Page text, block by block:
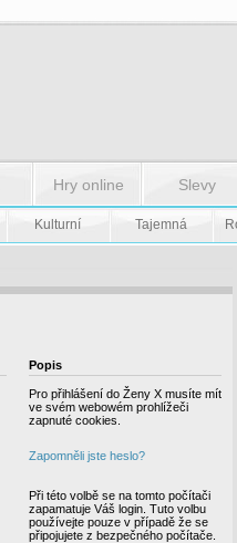
Hry online Slevy
Kulturní Tajemná
Popis
Pro přihlášení do Ženy X musíte mít
ve svém webowém prohlížeči
zapnuté cookies.
Zapomněli jste heslo?
Při této volbě se na tomto počítači
zapamatuje Váš login. Tuto volbu
používejte pouze v případě že se
připojujete z bezpečného počítače.